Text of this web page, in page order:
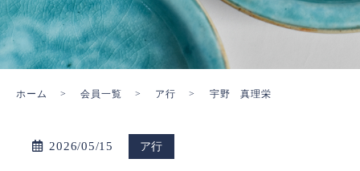
ホーム 会員一覧 ア行 宇野 真理栄
2026/05/15 ア行